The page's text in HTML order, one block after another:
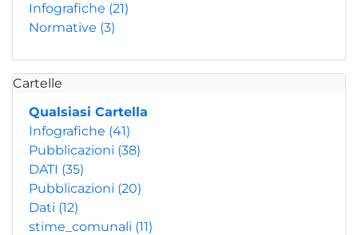
Infografiche (21)
Normative (3)
Cartelle
Qualsiasi Cartella
Infografiche (41)
Pubblicazioni (38)
DATI (35)
Pubblicazioni (20)
Dati (12)
stime_comunali (11)